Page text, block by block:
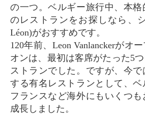
の一つ。ベルギー旅行中、本
のレストランをお探しなら、
Léon)がおすすめです。
120年前、Leon Vanlanckerがオ
オンは、最初は客席がたった5
ストランでした。ですが、今
する有名レストランとして、ベ
フランスなど海外にもいくつ
成長しました。